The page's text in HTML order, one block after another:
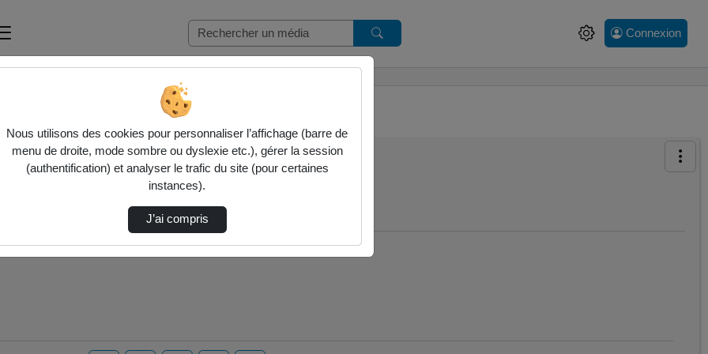
Connexion
Nous utilisons des cookies pour personnaliser l’affichage (barre de
menu de droite, mode sombre ou dyslexie etc.), gérer la session
(authentification) et analyser le trafic du site (pour certaines
instances).
J’ai compris